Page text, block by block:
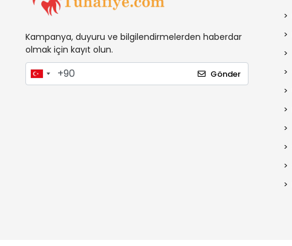
Kampanya, duyuru ve bilgilendirmelerden haberdar
olmak için kayıt olun.
Gönder